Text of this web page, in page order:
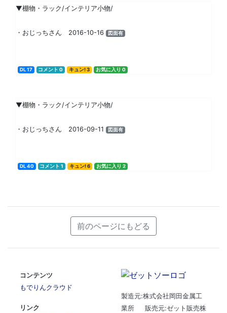
▼棚物・ラック/インテリア小物/
・おじっちさん 2016-10-16 図面有
DL 17 コメント 0 キュン! 3 お気に入り 0
▼棚物・ラック/インテリア小物/
・おじっちさん 2016-09-11 図面有
DL 40 コメント 1 キュン! 6 お気に入り 2
前のページにもどる
コンテンツ
もでりんクラウド
リンク
製造元:株式会社岡田金属工
業所 販売元:ゼット販売株